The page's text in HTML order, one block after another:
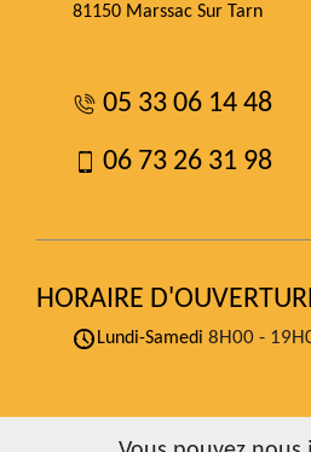
81150 Marssac Sur Tarn
05 33 06 14 48
06 73 26 31 98
HORAIRE
Lundi-Samedi 8H00 -